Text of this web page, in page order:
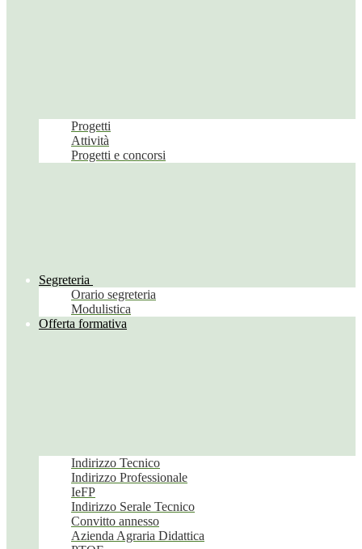
Progetti
Attività
Progetti e concorsi
Segreteria
Orario segreteria
Modulistica
Offerta formativa
Indirizzo Tecnico
Indirizzo Professionale
IeFP
Indirizzo Serale Tecnico
Convitto annesso
Azienda Agraria Didattica